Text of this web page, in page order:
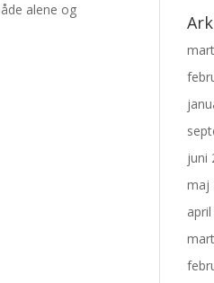
alene og
juni
maj